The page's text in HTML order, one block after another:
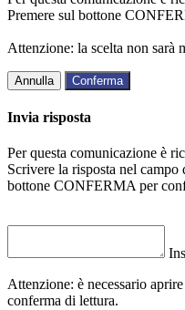
Premere sul bottone
Attenzione: la scelta non sarà
Annulla Conferma
Invia risposta
Per questa comunicazione è
Scrivere la risposta nel campo
bottone CONFERMA per
Attenzione: è necessario
conferma di lettura.